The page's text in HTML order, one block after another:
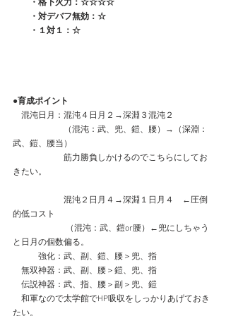
・格下火力：☆☆☆☆
・対デバフ無効：☆
・１対１：☆
●育成ポイント
混沌日月：混沌４日月２→深淵３混沌２
（混沌：武、兜、鎧、腰）→（深淵：
武、鎧、腰当）
筋力勝負しかけるのでこちらにしてお
きたい。
混沌２日月４→深淵１日月４　←圧倒
的低コスト
（混沌：武、鎧or腰）←兜にしちゃう
と日月の個数偏る。
強化：武、副、鎧、腰＞兜、指
無双神器：武、副、腰＞鎧、兜、指
伝説神器：武、指、腰＞副＞兜、鎧
和軍なので太学館でHP吸収をしっかりあげておき
たい。